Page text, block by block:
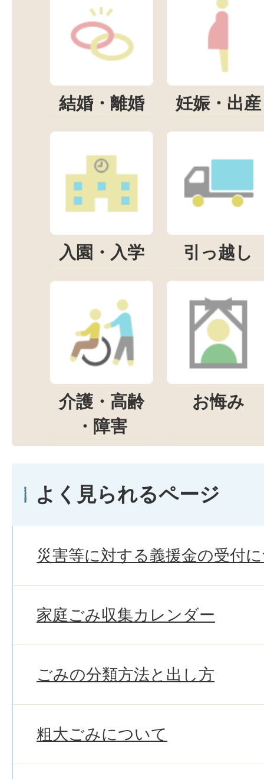
結婚・離婚 妊娠・出産
入園・入学 引っ越し
介護・高齢
・障害
お悔み
よく見られるページ
災害等に対する義援金の受付
家庭ごみ収集カレンダー
ごみの分類方法と出し方
粗大ごみについて